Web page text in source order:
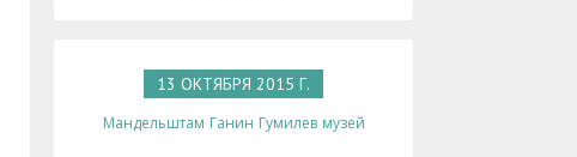
13 ОКТЯБРЯ 2015 Г.
Мандельштам Ганин Гумилев музей